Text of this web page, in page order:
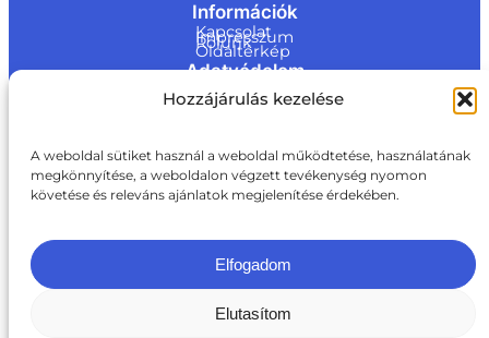
Hozzájárulás kezelése
A weboldal sütiket használ a weboldal működtetése, használatának
megkönnyítése, a weboldalon végzett tevékenység nyomon
követése és releváns ajánlatok megjelenítése érdekében.
Elfogadom
Elutasítom
Információk
Kapcsolat
Impresszum
Rólunk
Oldaltérkép
Adatvédelem
Jogi nyilatkozat
Adatvédelmi nyilatkozat
Akadálymentesítési nyilatkozat
ite@a
ki.gov.